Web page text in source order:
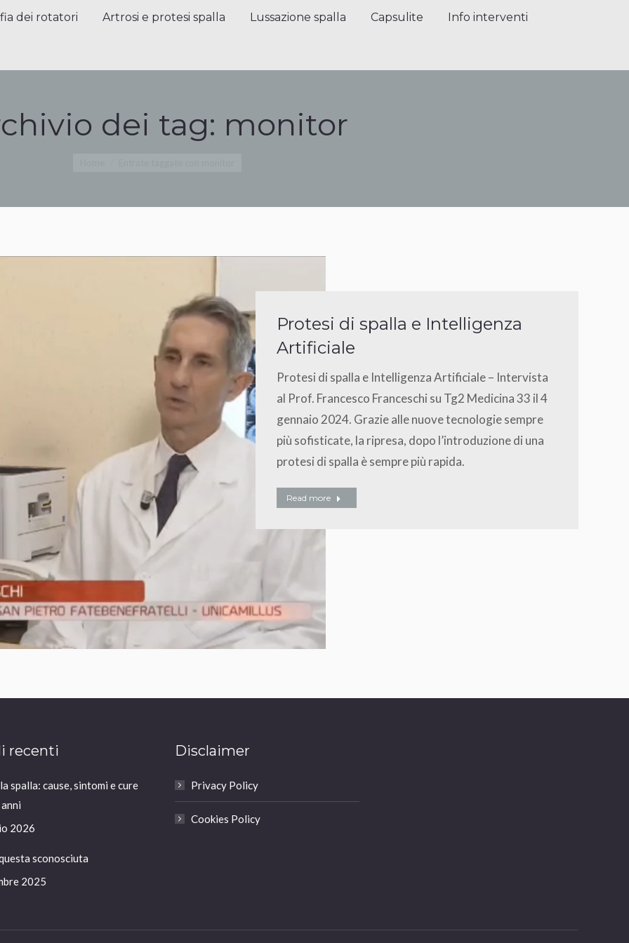
dei rotatori Artrosi e protesi spalla Lussazione spalla Capsulite Info interventi
dei tag: monitor
Protesi di spalla e Intelligenza
Artificiale
Protesi di spalla e Intelligenza Artificiale – Intervista
al Prof. Francesco Franceschi su Tg2 Medicina 33 il 4
gennaio 2024. Grazie alle nuove tecnologie sempre
più sofisticate, la ripresa, dopo l’introduzione di una
protesi di spalla è sempre più rapida.
Read more
recenti
spalla: cause, sintomi e cure
2026
sconosciuta
2025
Disclaimer
Privacy Policy
Cookies Policy
dei rotatori Artrosi e protesi spalla Lussazione spalla Capsulite Info interventi